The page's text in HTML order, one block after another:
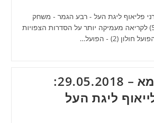
פליאוף ליגת העל - רבע הגמר - משחק
מספר 1 (הטוב מ-5) לקריאה מעמיקה יותר על הסדרות הצפויות
אירועי דיומא – 29.05.2018:
ליגת העל